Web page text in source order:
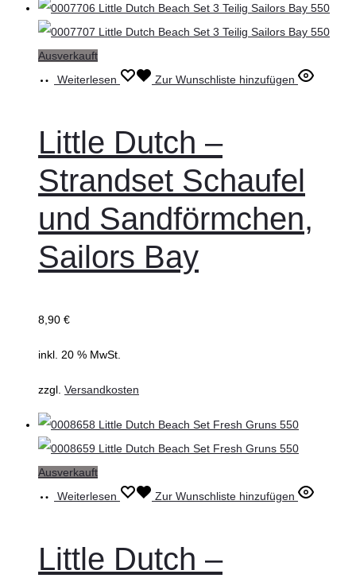
Ausverkauft
Weiterlesen
Zur Wunschliste hinzufügen
Little Dutch –
Strandset Schaufel
und Sandförmchen,
Sailors Bay
8,90 €
inkl. 20 % MwSt.
zzgl. Versandkosten
Ausverkauft
Weiterlesen
Zur Wunschliste hinzufügen
Little Dutch –